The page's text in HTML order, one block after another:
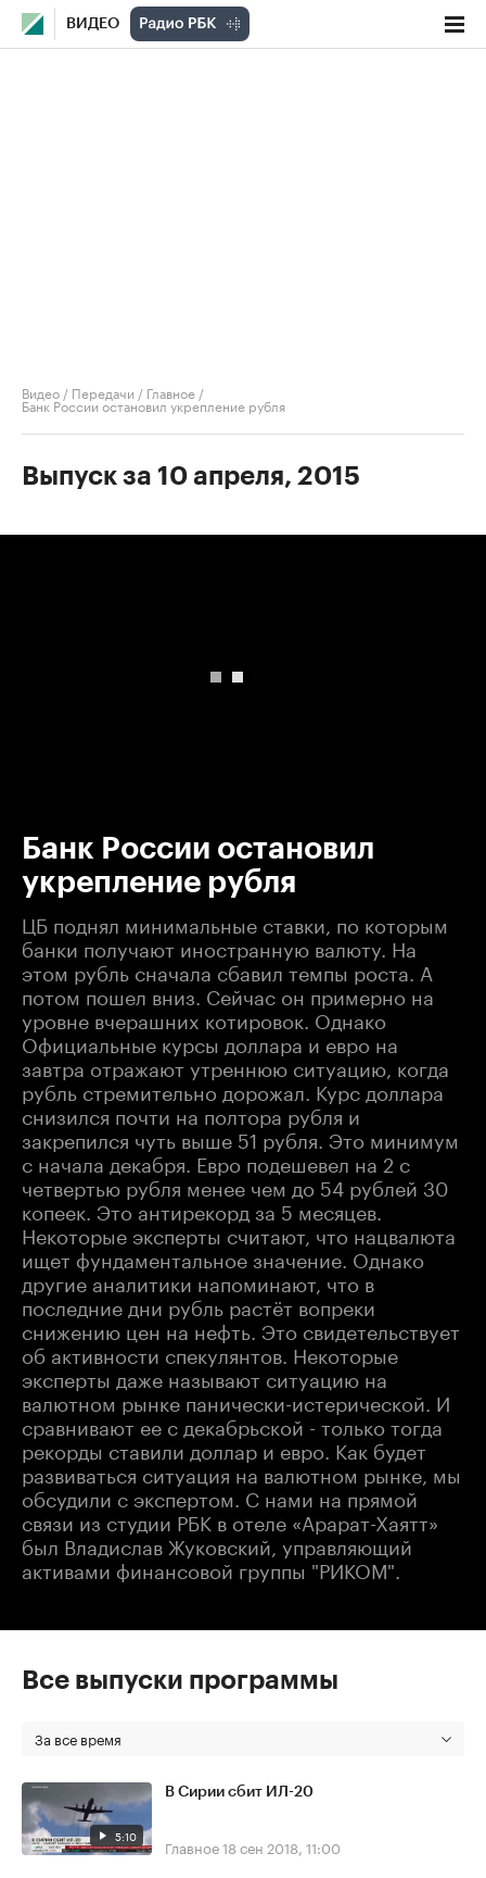
ВИДЕО
Видео / Передачи / Главное /
Банк России остановил укрепление рубля
Выпуск за 10 апреля, 2015
Банк России остановил
укрепление рубля
ЦБ поднял минимальные ставки, по которым
банки получают иностранную валюту. На
этом рубль сначала сбавил темпы роста. А
потом пошел вниз. Сейчас он примерно на
уровне вчерашних котировок. Однако
Официальные курсы доллара и евро на
завтра отражают утреннюю ситуацию, когда
рубль стремительно дорожал. Курс доллара
снизился почти на полтора рубля и
закрепился чуть выше 51 рубля. Это минимум
с начала декабря. Евро подешевел на 2 с
четвертью рубля менее чем до 54 рублей 30
копеек. Это антирекорд за 5 месяцев.
Некоторые эксперты считают, что нацвалюта
ищет фундаментальное значение. Однако
другие аналитики напоминают, что в
последние дни рубль растёт вопреки
снижению цен на нефть. Это свидетельствует
об активности спекулянтов. Некоторые
эксперты даже называют ситуацию на
валютном рынке панически-истерической. И
сравнивают ее с декабрьской - только тогда
рекорды ставили доллар и евро. Как будет
развиваться ситуация на валютном рынке, мы
обсудили с экспертом. С нами на прямой
связи из студии РБК в отеле «Арарат-Хаятт»
был Владислав Жуковский, управляющий
активами финансовой группы "РИКОМ".
Все выпуски программы
За все время
5:10
В Сирии сбит ИЛ-20
Главное18 сен 2018, 11:00